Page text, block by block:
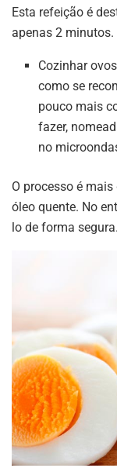
Esta refeição é
apenas 2 minutos.
Cozinhar
como se
pouco mais
fazer,
no
O processo é
óleo quente. No
lo de forma segura.